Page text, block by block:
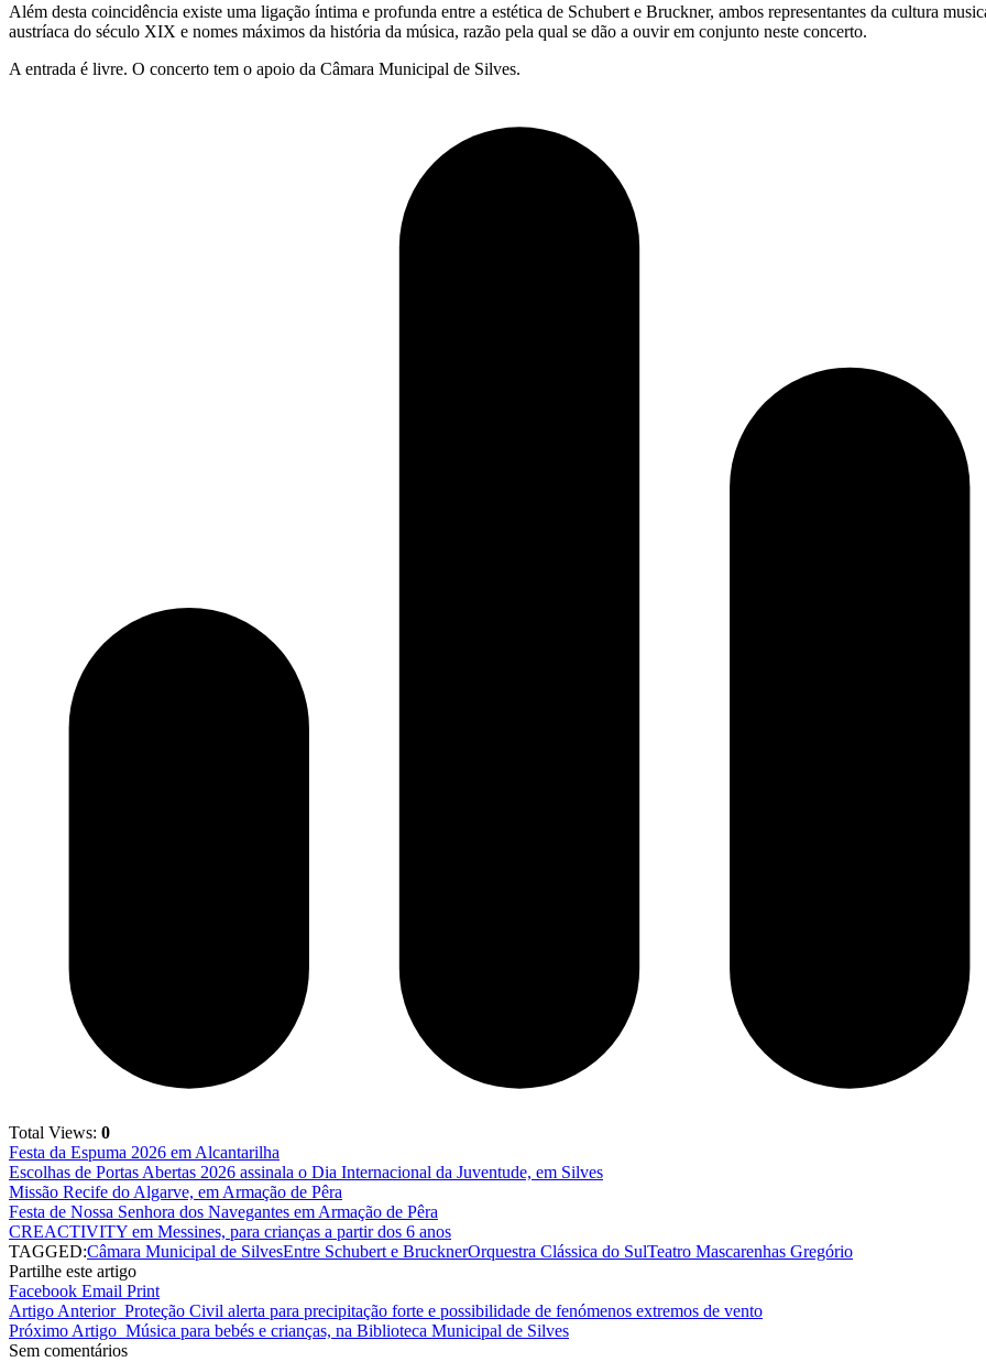
Além desta coincidência existe uma ligação íntima e profunda entre a estética de Schubert e Bruckner, ambos representantes da cultura
austríaca do século XIX e nomes máximos da história da música, razão pela qual se dão a ouvir em conjunto neste concerto.
A entrada é livre. O concerto tem o apoio da Câmara Municipal de Silves.
Total Views: 0
Festa da Espuma 2026 em Alcantarilha
Escolhas de Portas Abertas 2026 assinala o Dia Internacional da Juventude, em Silves
Missão Recife do Algarve, em Armação de Pêra
Festa de Nossa Senhora dos Navegantes em Armação de Pêra
CREACTIVITY em Messines, para crianças a partir dos 6 anos
TAGGED:Câmara Municipal de SilvesEntre Schubert e BrucknerOrquestra Clássica do SulTeatro Mascarenhas Gregório
Partilhe este artigo
Facebook Email Print
Artigo Anterior Proteção Civil alerta para precipitação forte e possibilidade de fenómenos extremos de vento
Próximo Artigo Música para bebés e crianças, na Biblioteca Municipal de Silves
Sem comentários